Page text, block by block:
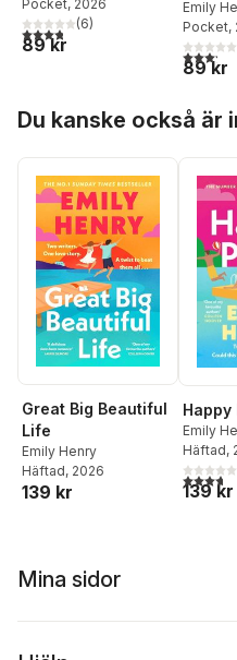
Pocket, 2026
3,8utav 5 stjärnor. Totalt antal
(6)
89 kr
Emily
Pocket,
3,2utav
89 kr
Du kanske också är
Great Big Beautiful
Life
Emily Henry
Häftad, 2026
139 kr
Happy
Emily
Häftad,
3,7utav
139 kr
Mina sidor